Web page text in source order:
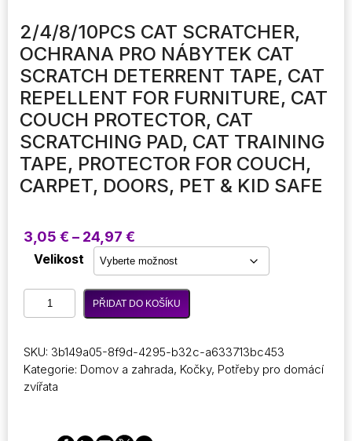
2/4/8/10PCS CAT SCRATCHER,
OCHRANA PRO NÁBYTEK CAT
SCRATCH DETERRENT TAPE, CAT
REPELLENT FOR FURNITURE, CAT
COUCH PROTECTOR, CAT
SCRATCHING PAD, CAT TRAINING
TAPE, PROTECTOR FOR COUCH,
CARPET, DOORS, PET & KID SAFE
3,05 € – 24,97 €
cen:
až
24,97 €
Velikost
2/4/8/10Pcs
Cat
pro
nábytek
Cat
PŘIDAT DO KOŠÍKU
SKU: 3b149a05-8f9d-4295-b32c-a633713bc453
Kategorie: Domov a zahrada, Kočky, Potřeby pro domácí
zvířata